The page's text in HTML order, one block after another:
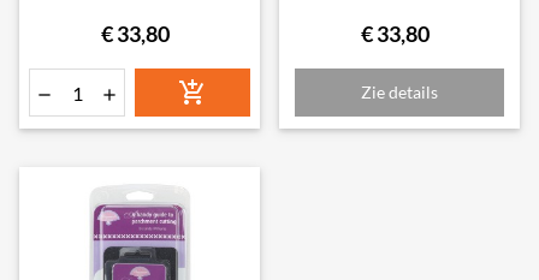
€ 33,80
  
€ 33,80
Zie details